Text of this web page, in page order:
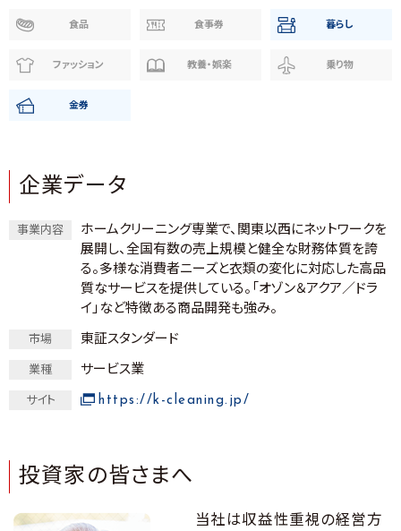
食品 食事券 暮らし
ファッション 教養・娯楽 乗り物
金券
企業データ
事業内容
ホームクリーニング専業で、関東以西にネットワークを
展開し、全国有数の売上規模と健全な財務体質を誇
る。多様な消費者ニーズと衣類の変化に対応した高品
質なサービスを提供している。「オゾン＆アクア／ドラ
イ」など特徴ある商品開発も強み。
市場 東証スタンダード
業種 サービス業
サイト https://k-cleaning.jp/
投資家の皆さまへ
当社は収益性重視の経営方